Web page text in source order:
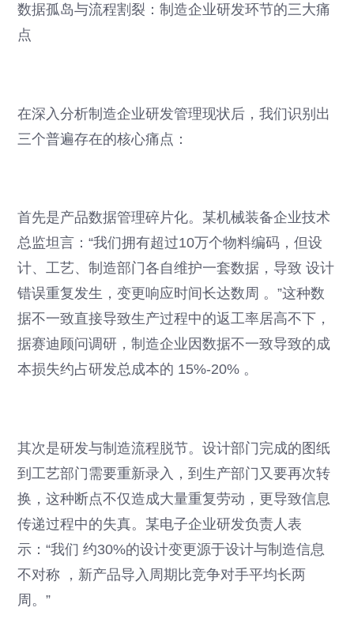
数据孤岛与流程割裂：制造企业研发环节的三大痛
点
在深入分析制造企业研发管理现状后，我们识别出
三个普遍存在的核心痛点：
首先是产品数据管理碎片化。某机械装备企业技术
总监坦言：“我们拥有超过10万个物料编码，但设
计、工艺、制造部门各自维护一套数据，导致 设计
错误重复发生，变更响应时间长达数周 。”这种数
据不一致直接导致生产过程中的返工率居高不下，
据赛迪顾问调研，制造企业因数据不一致导致的成
本损失约占研发总成本的 15%-20% 。
其次是研发与制造流程脱节。设计部门完成的图纸
到工艺部门需要重新录入，到生产部门又要再次转
换，这种断点不仅造成大量重复劳动，更导致信息
传递过程中的失真。某电子企业研发负责人表
示：“我们 约30%的设计变更源于设计与制造信息
不对称 ，新产品导入周期比竞争对手平均长两
周。”